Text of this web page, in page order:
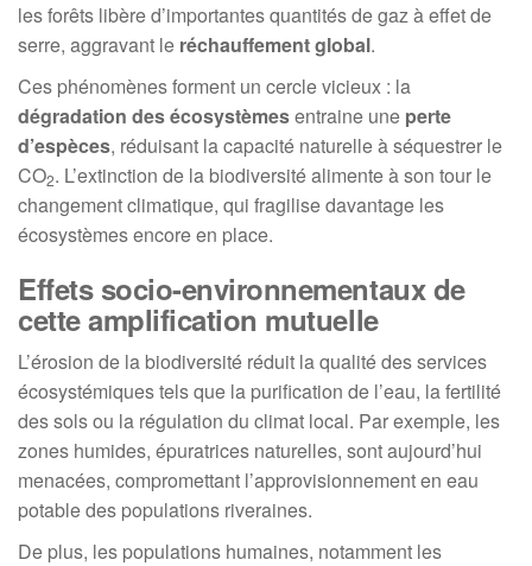
les forêts libère d’importantes quantités de gaz à effet de
serre, aggravant le réchauffement global.
Ces phénomènes forment un cercle vicieux : la
dégradation des écosystèmesentraine une perte
d’espèces, réduisant la capacité naturelle à séquestrer le
CO2. L’extinction de la biodiversité alimente à son tour le
changement climatique, qui fragilise davantage les
écosystèmes encore en place.
Effets socio-environnementaux de
cette amplification mutuelle
L’érosion de la biodiversité réduit la qualité des services
écosystémiques tels que la purification de l’eau, la fertilité
des sols ou la régulation du climat local. Par exemple, les
zones humides, épuratrices naturelles, sont aujourd’hui
menacées, compromettant l’approvisionnement en eau
potable des populations riveraines.
De plus, les populations humaines, notamment les